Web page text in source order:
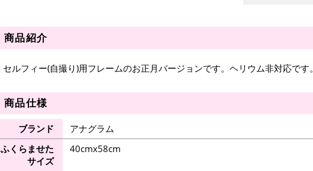
商品紹介
セルフィー(自撮り)用フレームのお正月バージョンです。ヘリウム非対応です。
商品仕様
ブランド
アナグラム
ふくらませた
サイズ
40cmx58cm